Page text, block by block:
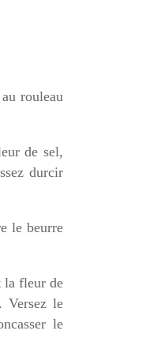
rouleau
de sel,
durcir
le beurre
la fleur de
Versez le
le